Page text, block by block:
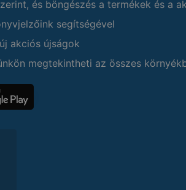
és böngészés a termékek és a
segítségével
akciós újságok
megtekintheti az összes